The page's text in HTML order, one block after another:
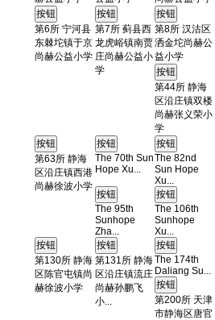
第6所 宁河县
东棘坨镇于京
尚赫公益小学
第7所 蓟县西
龙虎峪镇南贾
庄尚赫公益小
学
第8所 汉沽区
洒金坨尚赫公
益小学
第44所 静海
区沿庄镇双楼
尚赫张义荣小
学
第63所 静海
区沿庄镇西港
尚赫徐波小学
The 70th Sun
Hope Xu...
The 82nd
Sun Hope
Xu...
The 95th
Sunhope
Zha...
The 106th
Sunhope
Xu...
第130所 静海
区陈官屯镇尚
赫徐波小学
第131所 静海
区沿庄镇流庄
尚赫孙鹏飞
小...
The 174th
Daliang Su...
第200所 天津
市静海区唐官